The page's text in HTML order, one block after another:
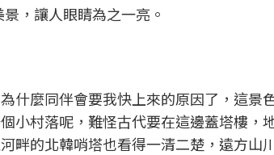
，讓人眼睛為之一亮。
什麼同伴會要我快上來的原因了，這
小村落呢，難怪古代要在這邊蓋塔樓，
畔的北韓哨塔也看得一清二楚，遠方山